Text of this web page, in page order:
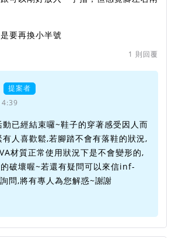
要再換小半號
1 則回覆
提案者
已經結束囉~鞋子的穿著感受因人而
人喜歡鬆,若腳踏不會有落鞋的狀況,
材質正常使用狀況下是不會變形的,
破壞喔~若還有疑問可以來信inf-
問,將有專人為您解惑~謝謝